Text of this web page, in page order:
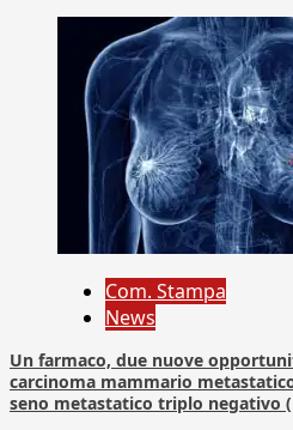
Com. Stampa
News
Un farmaco, due nuove
carcinoma mammario
seno metastatico triplo negativo